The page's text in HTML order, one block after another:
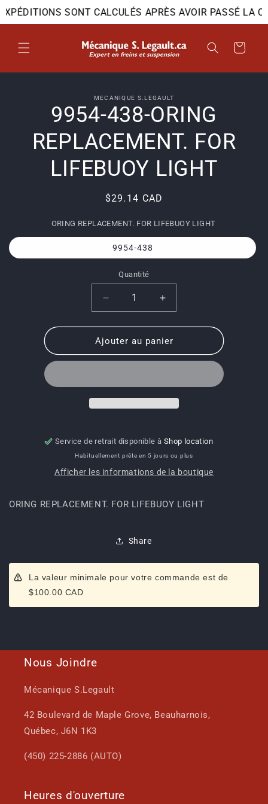
SONT CALCULÉS APRÈS AVOIR PASSÉ LA
passer
au
Panier
MECANIQUE S.LEGAULT
9954-438-ORING
REPLACEMENT. FOR
LIFEBUOY LIGHT
Prix
$29.14 CAD
ORING REPLACEMENT. FOR LIFEBUOY LIGHT
9954-438
Quantité
Quantité
Réduire
la
quantité
de
9954-
REPLACEMENT.
Augmenter
la
quantité
de
9954-
REPLACEMENT.
FOR
Ajouter au panier
Service de retrait disponible à Shop location
Habituellement prête en 5 jours ou plus
Afficher les informations de la boutique
ORING REPLACEMENT. FOR LIFEBUOY LIGHT
Share
La valeur minimale pour votre commande est de
$100.00 CAD
Nous Joindre
Mécanique S.Legault
42 Boulevard de Maple Grove, Beauharnois,
Québec, J6N 1K3
(450) 225-2886 (AUTO)
Heures d'ouverture